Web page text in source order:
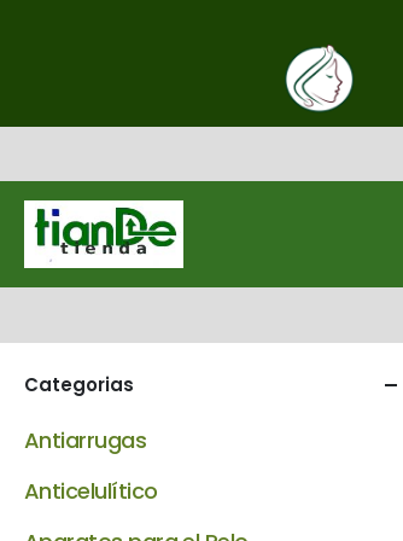
Categorias
Antiarrugas
Anticelulítico